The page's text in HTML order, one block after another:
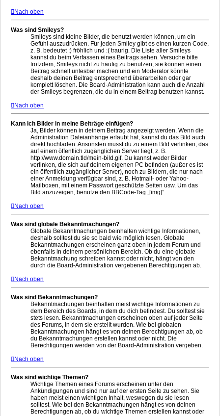
Nach oben
Was sind Smileys?
Smileys sind kleine Bilder, die benutzt werden können, um ein
Gefühl auszudrücken. Für jeden Smiley gibt es einen kurzen Code,
z. B. bedeutet :) fröhlich und :( traurig. Die Liste aller Smileys
kannst du beim Verfassen eines Beitrags sehen. Versuche bitte
trotzdem, Smileys nicht zu häufig zu benutzen, sie können einen
Beitrag schnell unlesbar machen und ein Moderator könnte
deshalb deinen Beitrag entsprechend überarbeiten oder gar
komplett löschen. Die Board-Administration kann auch die Anzahl
der Smileys begrenzen, die du in einem Beitrag benutzen kannst.
Nach oben
Kann ich Bilder in meine Beiträge einfügen?
Ja, Bilder können in deinem Beitrag angezeigt werden. Wenn die
Administration Dateianhänge erlaubt hat, kannst du das Bild auch
direkt hochladen. Ansonsten musst du zu einem Bild verlinken, das
auf einem öffentlich zugänglichen Server liegt, z. B.
http://www.domain.tld/mein-bild.gif. Du kannst weder Bilder
verlinken, die sich auf deinem eigenen PC befinden (außer es ist
ein öffentlich zugänglicher Server), noch zu Bildern, die nur nach
einer Anmeldung verfügbar sind, z. B. Hotmail- oder Yahoo-
Mailboxen, mit einem Passwort geschützte Seiten usw. Um das
Bild anzuzeigen, benutze den BBCode-Tag „[img]“.
Nach oben
Was sind globale Bekanntmachungen?
Globale Bekanntmachungen beinhalten wichtige Informationen,
deshalb solltest du sie so bald wie möglich lesen. Globale
Bekanntmachungen erscheinen ganz oben in jedem Forum und
ebenfalls in deinem persönlichen Bereich. Ob du eine globale
Bekanntmachung schreiben kannst oder nicht, hängt von den
durch die Board-Administration vergebenen Berechtigungen ab.
Nach oben
Was sind Bekanntmachungen?
Bekanntmachungen beinhalten meist wichtige Informationen zu
dem Bereich des Boards, in dem du dich befindest. Du solltest sie
stets lesen. Bekanntmachungen erscheinen oben auf jeder Seite
des Forums, in dem sie erstellt wurden. Wie bei globalen
Bekanntmachungen hängt es von deinen Berechtigungen ab, ob
du Bekanntmachungen erstellen kannst oder nicht. Die
Berechtigungen werden von der Board-Administration vergeben.
Nach oben
Was sind wichtige Themen?
Wichtige Themen eines Forums erscheinen unter den
Ankündigungen und sind nur auf der ersten Seite zu sehen. Sie
haben meist einen wichtigen Inhalt, weswegen du sie lesen
solltest. Wie bei den Bekanntmachungen hängt es von deinen
Berechtigungen ab, ob du wichtige Themen erstellen kannst oder